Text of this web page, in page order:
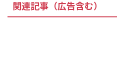
関連記事（広告含む）